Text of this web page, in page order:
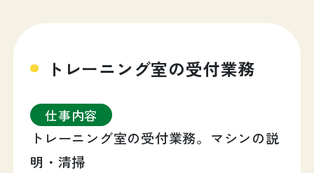
トレーニング室の受付業務
仕事内容
トレーニング室の受付業務。マシンの説
明・清掃